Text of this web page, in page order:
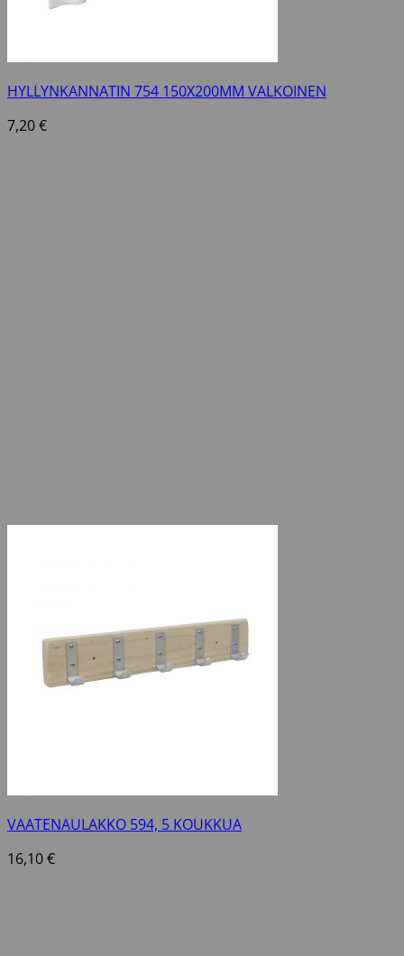
HYLLYNKANNATIN 754 150X200MM VALKOINEN
7,20€
VAATENAULAKKO 594, 5 KOUKKUA
16,10€